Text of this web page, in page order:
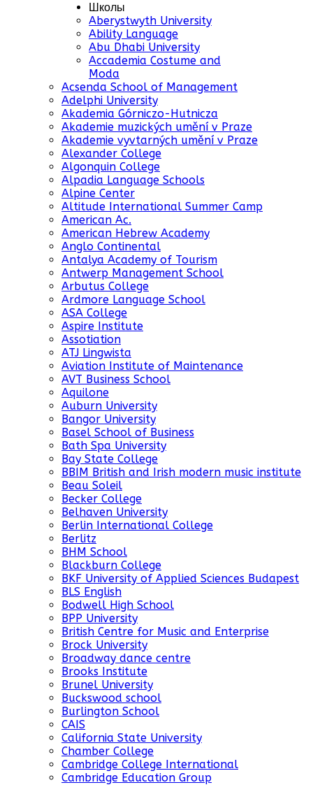
часов в неделю:
французский,
испанский языки на
2534 CHF
сопровождении
сотрудников лагеря Les
Elfes включают как
предприятия по теме
Школы
Aberystwyth University
Ability Language
Abu Dhabi University
Accademia Costume and
Moda
Acsenda School of Management
Adelphi University
Akademia Górniczo-Hutnicza
Akademie muzických umění v Praze
Akademie vyvtarných umění v Praze
Alexander College
Algonquin College
Alpadia Language Schools
Alpine Center
Altitude International Summer Camp
American Ac.
American Hebrew Academy
Anglo Continental
Antalya Academy of Tourism
Antwerp Management School
Arbutus College
Ardmore Language School
ASA College
Aspire Institute
Assotiation
ATJ Lingwista
Aviation Institute of Maintenance
AVT Business School
Aquilone
Auburn University
Bangor University
Basel School of Business
Bath Spa University
Bay State College
BBIM British and Irish modern music institute
Beau Soleil
Becker College
Belhaven University
Berlin International College
Berlitz
BHM School
Blackburn College
BKF University of Applied Sciences Budapest
BLS English
Bodwell High School
BPP University
British Centre for Music and Enterprise
Brock University
Broadway dance centre
Brooks Institute
Brunel University
Buckswood school
Burlington School
CAIS
California State University
Chamber College
Cambridge College International
Cambridge Education Group